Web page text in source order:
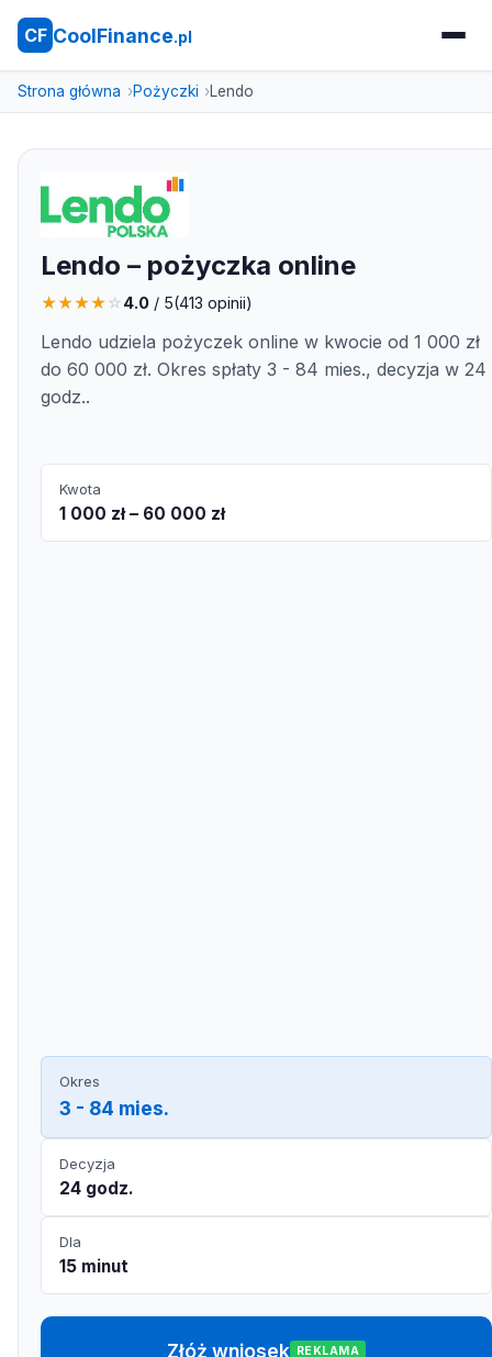
CF CoolFinance.pl
Strona główna Pożyczki Lendo
Lendo – pożyczka online
★★★★☆4.0 / 5(413 opinii)
Lendo udziela pożyczek online w kwocie od 1 000 zł
do 60 000 zł. Okres spłaty 3 - 84 mies., decyzja w 24
godz..
Kwota
1 000 zł – 60 000 zł
Okres
3 - 84 mies.
Decyzja
24 godz.
Dla
15 minut
Złóż wniosek REKLAMA